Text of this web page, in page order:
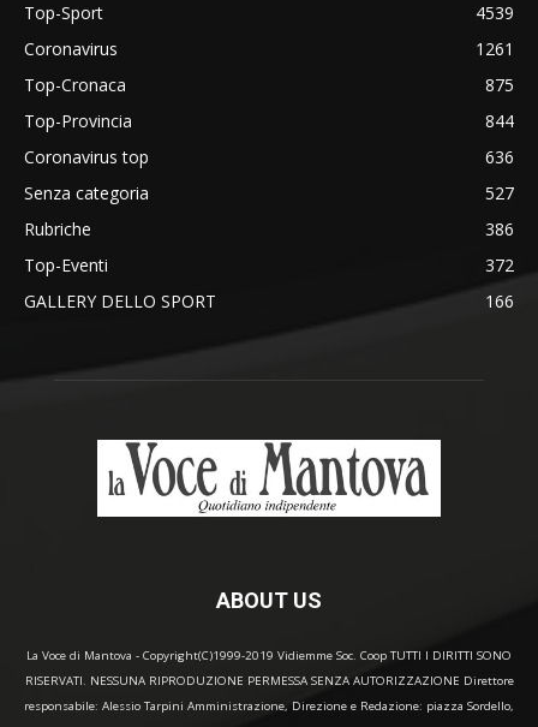
Top-Sport
4539
Coronavirus
1261
Top-Cronaca
875
Top-Provincia
844
Coronavirus top
636
Senza categoria
527
Rubriche
386
Top-Eventi
372
GALLERY DELLO SPORT
166
ABOUT US
La Voce di Mantova - Copyright(C)1999-2019 Vidiemme Soc. Coop TUTTI I DIRITTI SONO
RISERVATI. NESSUNA RIPRODUZIONE PERMESSA SENZA AUTORIZZAZIONE Direttore
responsabile: Alessio Tarpini Amministrazione, Direzione e Redazione: piazza Sordello,